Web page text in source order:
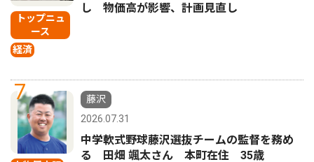
トップニュ
ース
経済
し 物価高が影響、計画見直し
7
藤沢
2026.07.31
中学軟式野球藤沢選抜チームの監督を務め
る 田畑 颯太さん 本町在住 35歳